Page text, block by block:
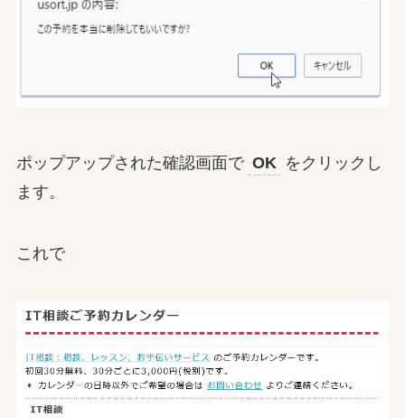
ポップアップされた確認画面で OK をクリックし
ます。
これで